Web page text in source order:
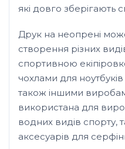
які довго зберігають
Друк на неопрені
створення різних
спортивною
чохлами для
також іншими
використана для
водних видів спорту,
аксесуарів для